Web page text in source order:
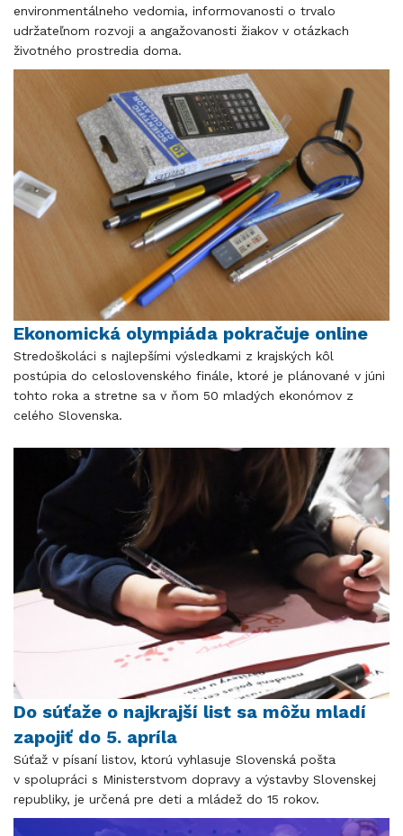
environmentálneho vedomia, informovanosti o trvalo
udržateľnom rozvoji a angažovanosti žiakov v otázkach
životného prostredia doma.
Ekonomická olympiáda pokračuje online
Stredoškoláci s najlepšími výsledkami z krajských kôl
postúpia do celoslovenského finále, ktoré je plánované v júni
tohto roka a stretne sa v ňom 50 mladých ekonómov z
celého Slovenska.
Do súťaže o najkrajší list sa môžu mladí
zapojiť do 5. apríla
Súťaž v písaní listov, ktorú vyhlasuje Slovenská pošta
v spolupráci s Ministerstvom dopravy a výstavby Slovenskej
republiky, je určená pre deti a mládež do 15 rokov.